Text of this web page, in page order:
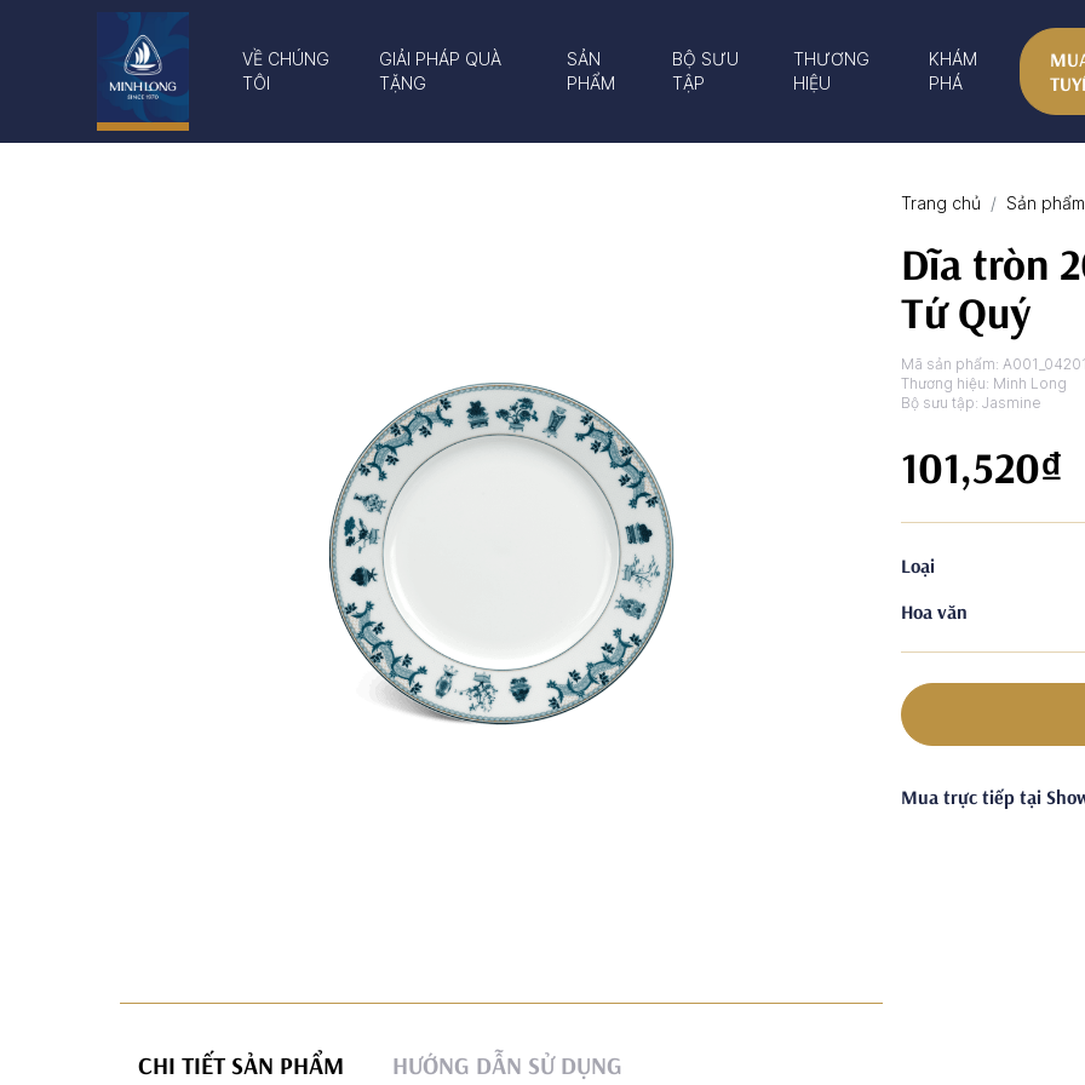
VỀ CHÚNG
TÔI
GIẢI PHÁP QUÀ
TẶNG
SẢN
PHẨM
BỘ SƯU
TẬP
THƯƠNG
HIỆU
KHÁM
PHÁ
Trang chủ Sản
Dĩa tròn
Tứ Quý
Mã sản phẩm:
Thương hiệu: Minh Long
Bộ sưu tập:Jasmine
101,520₫
Loại
Hoa văn
Mua trực tiếp tại
CHI TIẾT SẢN PHẨM HƯỚNG DẪN SỬ DỤNG